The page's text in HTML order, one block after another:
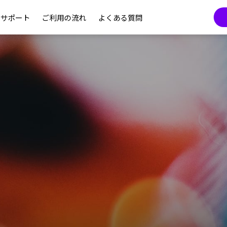
サポート ご利用の流れ よくある質問